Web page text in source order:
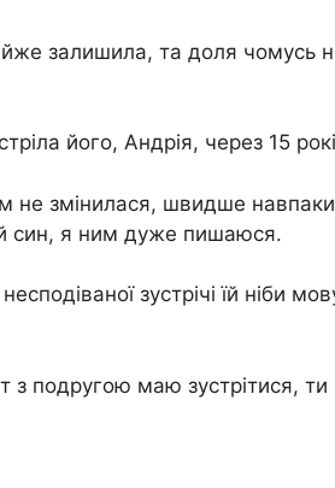
залишила, та доля чомусь
його, Андрія, через 15
не змінилася, швидше
син, я ним дуже пишаюся.
зустрічі їй ніби
подругою маю зустрітися, ти